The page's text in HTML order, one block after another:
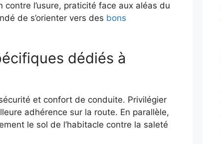
contre l’usure, praticité face aux aléas du
de s’orienter vers des bons
dédiés à
et confort de conduite. Privilégier
adhérence sur la route. En parallèle,
le sol de l’habitacle contre la saleté